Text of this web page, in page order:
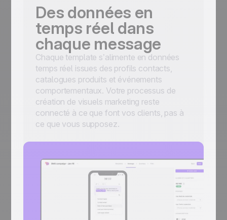
Des données en
temps réel dans
chaque message
Chaque template s’alimente en données
temps réel issues des profils contacts,
catalogues produits et événements
comportementaux. Votre processus de
création de visuels marketing reste
connecté à ce que font vos clients, pas à
ce que vous supposez.